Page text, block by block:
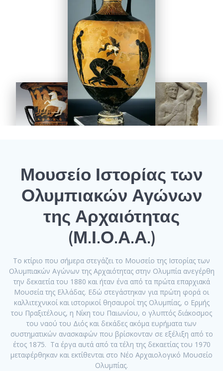
Μουσείο Ιστορίας των
Ολυμπιακών Αγώνων
της Αρχαιότητας
(Μ.Ι.Ο.Α.Α.)
Το κτίριο που σήμερα στεγάζει το Μουσείο της Ιστορίας των
Ολυμπιακών Αγώνων της Αρχαιότητας στην Ολυμπία ανεγέρθη
την δεκαετία του 1880 και ήταν ένα από τα πρώτα επαρχιακά
Μουσεία της Ελλάδας. Εδώ στεγάστηκαν για πρώτη φορά οι
καλλιτεχνικοί και ιστορικοί θησαυροί της Ολυμπίας, ο Ερμής
του Πραξιτέλους, η Νίκη του Παιωνίου, ο γλυπτός διάκοσμος
του ναού του Διός και δεκάδες ακόμα ευρήματα των
συστηματικών ανασκαφών που βρίσκονταν σε εξέλιξη από το
έτος 1875. Τα έργα αυτά από τα τέλη της δεκαετίας του 1970
μεταφέρθηκαν και εκτίθενται στο Νέο Αρχαιολογικό Μουσείο
Ολυμπίας.